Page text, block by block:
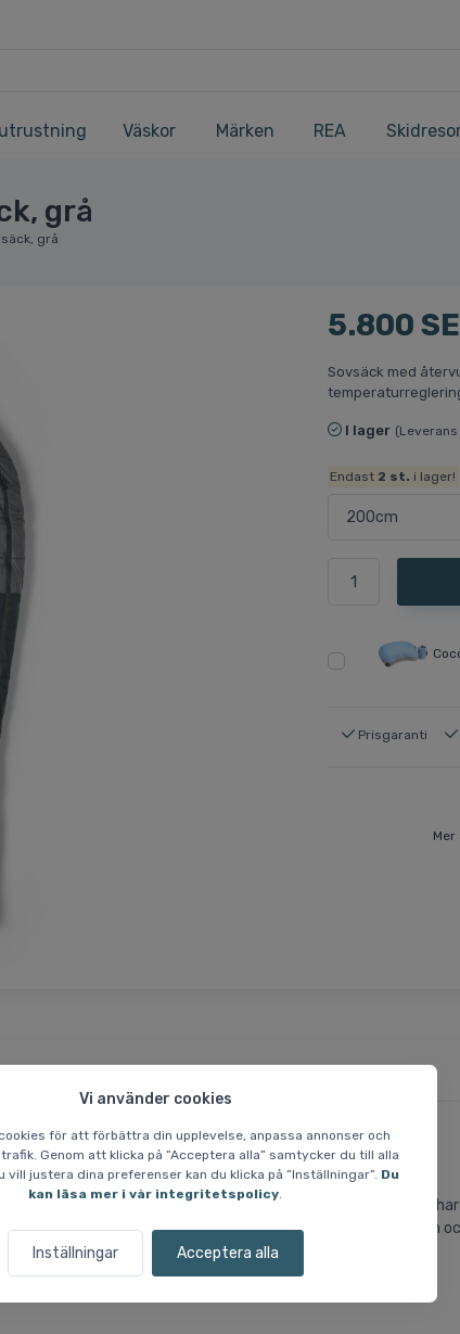
Vi använder cookies
för att förbättra din upplevelse, anpassa annonser och
Genom att klicka på ”Acceptera alla” samtycker du till alla
vill justera dina preferenser kan du klicka på ”Inställningar”. Du
kan läsa mer i vår integritetspolicy.
Inställningar Acceptera alla
Väskor Märken REA
grå
grå
5.800
Sovsäck med
I lager
Endast 2 st. i lager!
Prisgaranti
Mer
grå
och komfort med minimal vikt och packstorlek. Den
är placerad ovanför marken för att minska värmeförlusten
material för en mer hållbar lösning.